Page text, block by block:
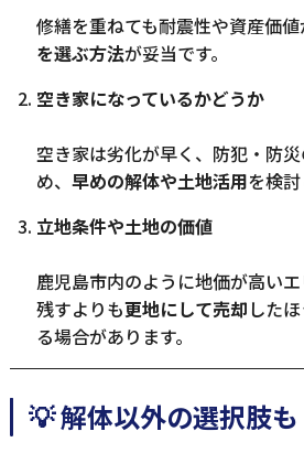
修繕を重ねても耐震性や資産価値
を選ぶ方法が妥当です。
空き家になっているかどうか
空き家は劣化が早く、防犯・防
め、 早めの解体や土地活用を検討
立地条件や土地の価値
鹿児島市内のように地価が高い
残すよりも更地にして売却 した
る場合があります。
💡 解体以外の選択肢も